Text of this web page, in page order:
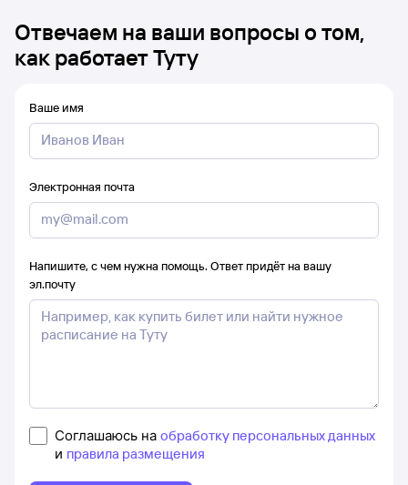
Отвечаем на ваши вопросы о том,
как работает Туту
Ваше имя
Электронная почта
Напишите, с чем нужна помощь. Ответ придёт на вашу
эл.почту
Соглашаюсь на обработку персональных данных
и правила размещения